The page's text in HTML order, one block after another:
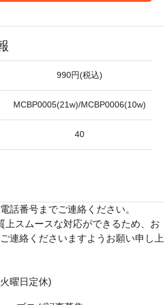
990円(税込)
MCBP0005(21w)/MCBP0006(10w)
40
話番号までご連絡ください。
上スムースな対応ができるため、お
連絡くださいますようお願い申し上
曜日定休)